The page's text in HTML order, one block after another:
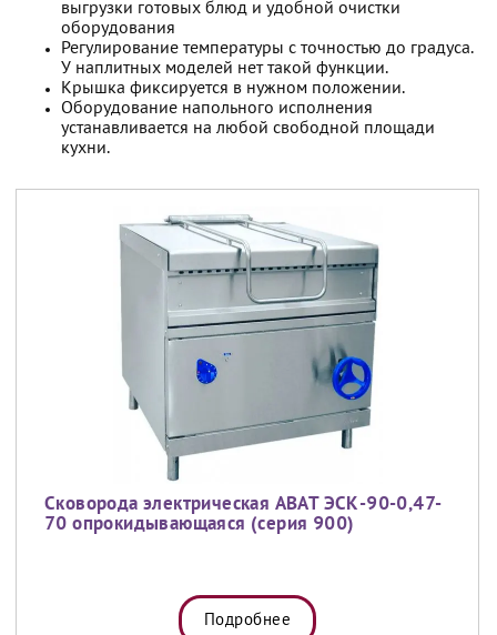
выгрузки готовых блюд и удобной очистки
оборудования
Регулирование температуры с точностью до градуса.
У наплитных моделей нет такой функции.
Крышка фиксируется в нужном положении.
Оборудование напольного исполнения
устанавливается на любой свободной площади
кухни.
Сковорода электрическая ABAT ЭСК-90-0,47-
70 опрокидывающаяся (серия 900)
Подробнее